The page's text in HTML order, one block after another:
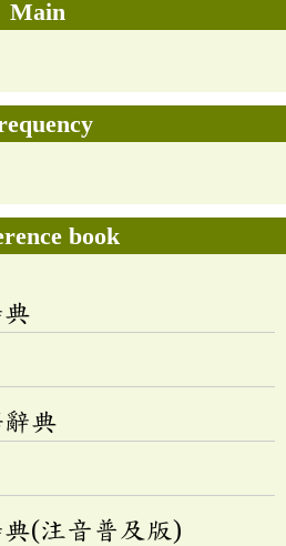
Main
book
典
(注音普及版)